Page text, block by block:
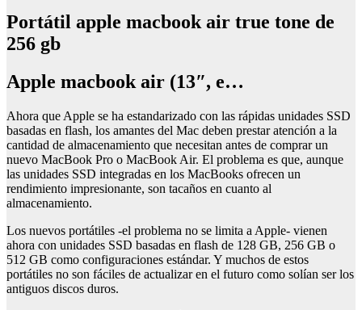
Portátil apple macbook air true tone de
256 gb
Apple macbook air (13″, e…
Ahora que Apple se ha estandarizado con las rápidas unidades SSD
basadas en flash, los amantes del Mac deben prestar atención a la
cantidad de almacenamiento que necesitan antes de comprar un
nuevo MacBook Pro o MacBook Air. El problema es que, aunque
las unidades SSD integradas en los MacBooks ofrecen un
rendimiento impresionante, son tacaños en cuanto al
almacenamiento.
Los nuevos portátiles -el problema no se limita a Apple- vienen
ahora con unidades SSD basadas en flash de 128 GB, 256 GB o
512 GB como configuraciones estándar. Y muchos de estos
portátiles no son fáciles de actualizar en el futuro como solían ser los
antiguos discos duros.